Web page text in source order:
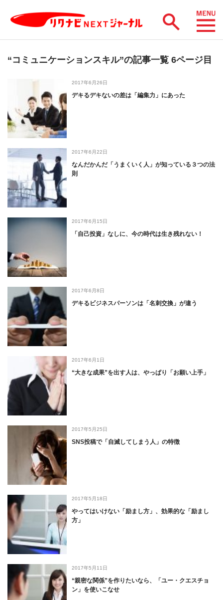
“コミュニケーションスキル”の記事一覧 6ページ目
2017年6月26日
デキるデキないの差は「編集力」にあった
2017年6月22日
なんだかんだ「うまくいく人」が知っている３つの法
則
2017年6月15日
「自己投資」なしに、今の時代は生き残れない！
2017年6月8日
デキるビジネスパーソンは「名刺交換」が違う
2017年6月1日
“大きな成果”を出す人は、やっぱり「お願い上手」
2017年5月25日
SNS投稿で「自滅してしまう人」の特徴
2017年5月18日
やってはいけない「励まし方」、効果的な「励まし
方」
2017年5月11日
“親密な関係”を作りたいなら、「ユー・クエスチョ
ン」を使いこなせ